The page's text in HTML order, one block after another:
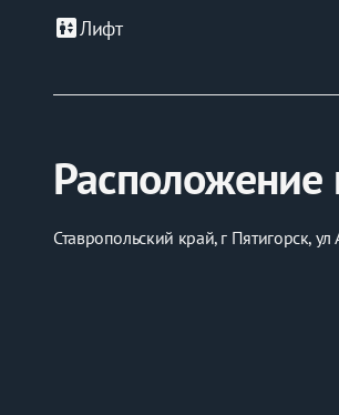
elevatorЛифт
Расположение
Ставропольский край, г Пятигорск,